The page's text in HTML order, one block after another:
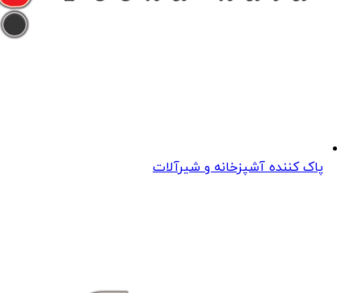
پاک کننده آشپزخانه و شیرآلات